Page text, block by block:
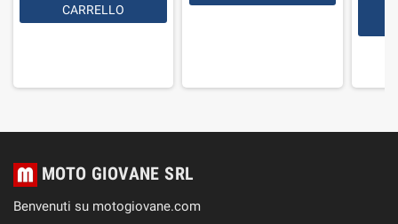
CARRELLO
MOTO GIOVANE SRL
Benvenuti su motogiovane.com